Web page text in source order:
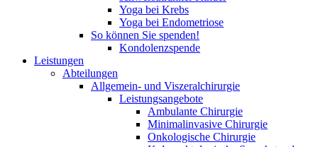
Yoga bei Krebs
Yoga bei Endometriose
So können Sie spenden!
Kondolenzspende
Leistungen
Abteilungen
Allgemein- und Viszeralchirurgie
Leistungsangebote
Ambulante Chirurgie
Minimalinvasive Chirurgie
Onkologische Chirurgie